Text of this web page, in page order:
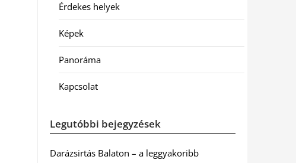
Érdekes helyek
Képek
Panoráma
Kapcsolat
Legutóbbi bejegyzések
Darázsirtás Balaton – a leggyakoribb